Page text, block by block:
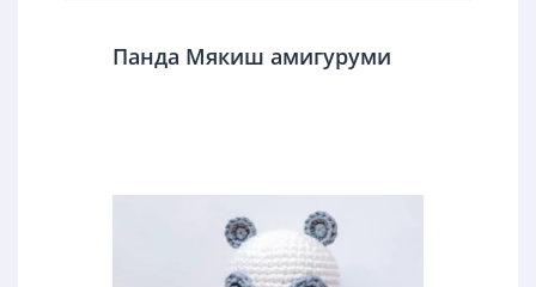
Панда Мякиш амигуруми